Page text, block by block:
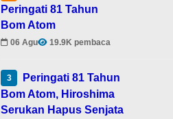
Peringati 81 Tahun
Bom Atom
06 Agu 19.9K pembaca
3
Peringati 81 Tahun
Bom Atom, Hiroshima
Serukan Hapus Senjata